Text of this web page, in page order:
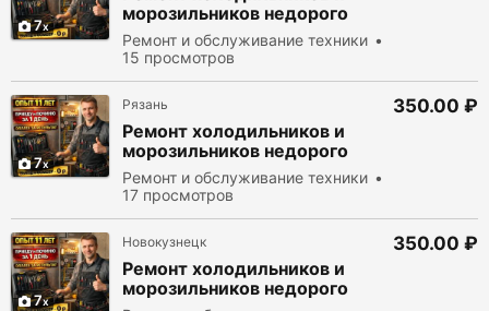
7
морозильников недорого
Ремонт и обслуживание техники
15 просмотров
7
Рязань
Ремонт холодильников и
морозильников недорого
Ремонт и обслуживание техники
17 просмотров
350.00 ₽
7
Новокузнецк
Ремонт холодильников и
морозильников недорого
350.00 ₽